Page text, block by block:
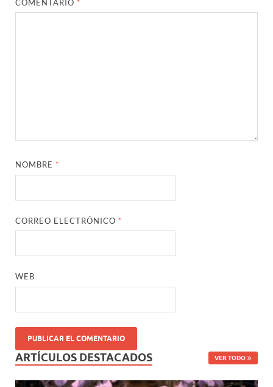
COMENTARIO *
NOMBRE *
CORREO ELECTRÓNICO *
WEB
ARTÍCULOS DESTACADOS VER TODO